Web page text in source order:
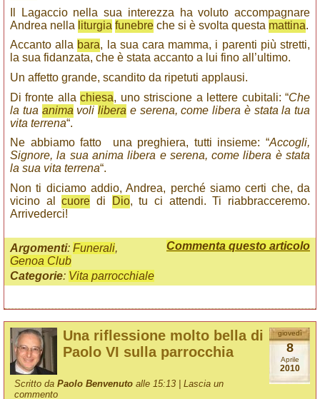
Il Lagaccio nella sua interezza ha voluto accompagnare
Andrea nella liturgia funebre che si è svolta questa mattina.
Accanto alla bara, la sua cara mamma, i parenti più stretti,
la sua fidanzata, che è stata accanto a lui fino all’ultimo.
Un affetto grande, scandito da ripetuti applausi.
Di fronte allachiesa, uno striscione a lettere cubitali: “Che
la tua anima voli libera e serena, come libera è stata la tua
vita terrena“.
Ne abbiamo fatto una preghiera, tutti insieme: “Accogli,
Signore, la sua anima libera e serena, come libera è stata
la sua vita terrena“.
Non ti diciamo addio, Andrea, perché siamo certi che, da
vicino alcuore di Dio, tu ci attendi. Ti riabbracceremo.
Arrivederci!
Commenta questo articolo
Argomenti: Funerali,
Genoa Club
Categorie: Vita parrocchiale
giovedì
8
Aprile
2010
Una riflessione molto bella di
Paolo VI sulla parrocchia
Scritto daPaolo Benvenuto alle 15:13 |Lascia un
commento